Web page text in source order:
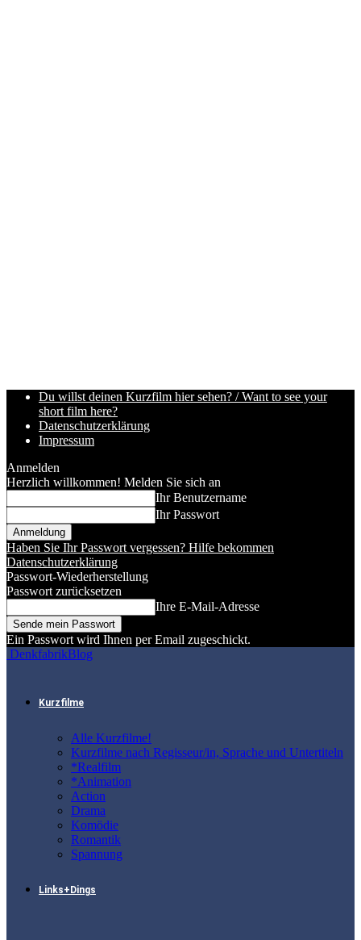
Du willst deinen Kurzfilm hier sehen? / Want to see your
short film here?
Datenschutzerklärung
Impressum
Anmelden
Herzlich willkommen! Melden Sie sich an
Ihr Benutzername
Ihr Passwort
Haben Sie Ihr Passwort vergessen? Hilfe bekommen
Datenschutzerklärung
Passwort-Wiederherstellung
Passwort zurücksetzen
Ihre E-Mail-Adresse
Ein Passwort wird Ihnen per Email zugeschickt.
DenkfabrikBlog
Kurzfilme
Alle Kurzfilme!
Kurzfilme nach Regisseur/in, Sprache und Untertiteln
*Realfilm
*Animation
Action
Drama
Komödie
Romantik
Spannung
Links+Dings